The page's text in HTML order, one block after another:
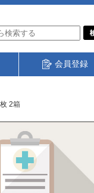
会員登録
2箱